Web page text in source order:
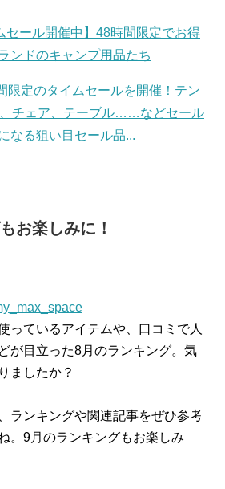
セール開催中】48時間限定でお得
ンドのキャンプ用品たち
限定のタイムセールを開催！テン
、チェア、テーブル……などセール
なる狙い目セール品...
お楽しみに！
っているアイテムや、口コミで人
が目立った8月のランキング。気
ましたか？
ランキングや関連記事をぜひ参考
。9月のランキングもお楽しみ